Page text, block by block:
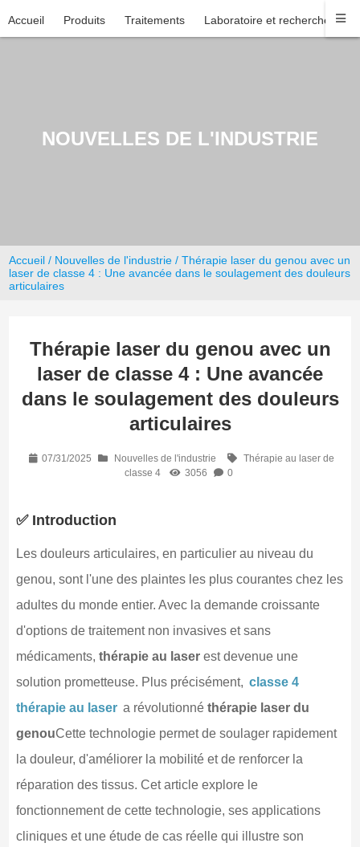
Accueil Produits Traitements Laboratoire et recherche
NOUVELLES DE L'INDUSTRIE
Accueil / Nouvelles de l'industrie / Thérapie laser du genou avec un
laser de classe 4 : Une avancée dans le soulagement des douleurs
articulaires
Thérapie laser du genou avec un
laser de classe 4 : Une avancée
dans le soulagement des douleurs
articulaires
07/31/2025 Nouvelles de l'industrie
Thérapie au laser de
classe 4
3056 0
✅ Introduction
Les douleurs articulaires, en particulier au niveau du
genou, sont l'une des plaintes les plus courantes chez les
adultes du monde entier. Avec la demande croissante
d'options de traitement non invasives et sans
médicaments, thérapie au laserest devenue une
solution prometteuse. Plus précisément, classe 4
thérapie au laser a révolutionné thérapie laser du
genouCette technologie permet de soulager rapidement
la douleur, d'améliorer la mobilité et de renforcer la
réparation des tissus. Cet article explore le
fonctionnement de cette technologie, ses applications
cliniques et une étude de cas réelle qui illustre son